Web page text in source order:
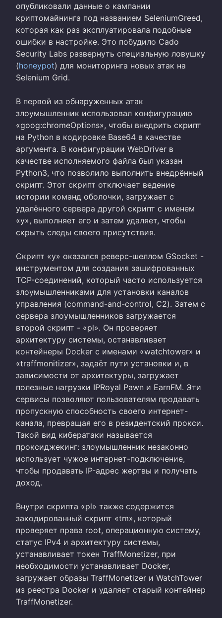
опубликовали данные о кампании
криптомайнинга под названием SeleniumGreed,
которая как раз эксплуатировала подобные
ошибки в настройке. Это побудило Cado
Security Labs развернуть специальную ловушку
(honeypot) для мониторинга новых атак на
Selenium Grid.
В первой из обнаруженных атак
злоумышленник использовал конфигурацию
«goog:chromeOptions», чтобы внедрить скрипт
на Python в кодировке Base64 в качестве
аргумента. В конфигурации WebDriver в
качестве исполняемого файла был указан
Python3, что позволило выполнить внедрённый
скрипт. Этот скрипт отключает ведение
истории команд оболочки, загружает с
удалённого сервера другой скрипт с именем
«y», выполняет его и затем удаляет, чтобы
скрыть следы своего присутствия.
Скрипт «y» оказался реверс-шеллом GSocket -
инструментом для создания зашифрованных
TCP-соединений, который часто используется
злоумышленниками для установки каналов
управления (command-and-control, C2). Затем с
сервера злоумышленников загружается
второй скрипт - «pl». Он проверяет
архитектуру системы, останавливает
контейнеры Docker с именами «watchtower» и
«traffmonitizer», задаёт пути установки и, в
зависимости от архитектуры, загружает
полезные нагрузки IPRoyal Pawn и EarnFM. Эти
сервисы позволяют пользователям продавать
пропускную способность своего интернет-
канала, превращая его в резидентский прокси.
Такой вид кибератаки называется
проксиджекинг: злоумышленник незаконно
использует чужое интернет-подключение,
чтобы продавать IP-адрес жертвы и получать
доход.
Внутри скрипта «pl» также содержится
закодированный скрипт «tm», который
проверяет права root, операционную систему,
статус IPv4 и архитектуру системы,
устанавливает токен TraffMonetizer, при
необходимости устанавливает Docker,
загружает образы TraffMonetizer и WatchTower
из реестра Docker и удаляет старый контейнер
TraffMonetizer.